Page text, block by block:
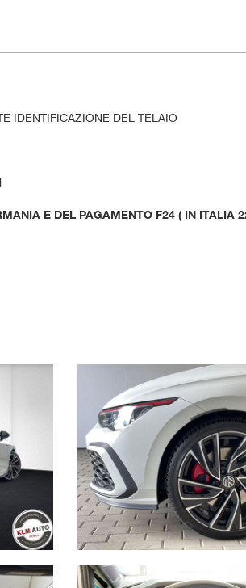
IDENTIFICAZIONE DEL TELAIO
E DEL PAGAMENTO F24 ( IN ITALIA